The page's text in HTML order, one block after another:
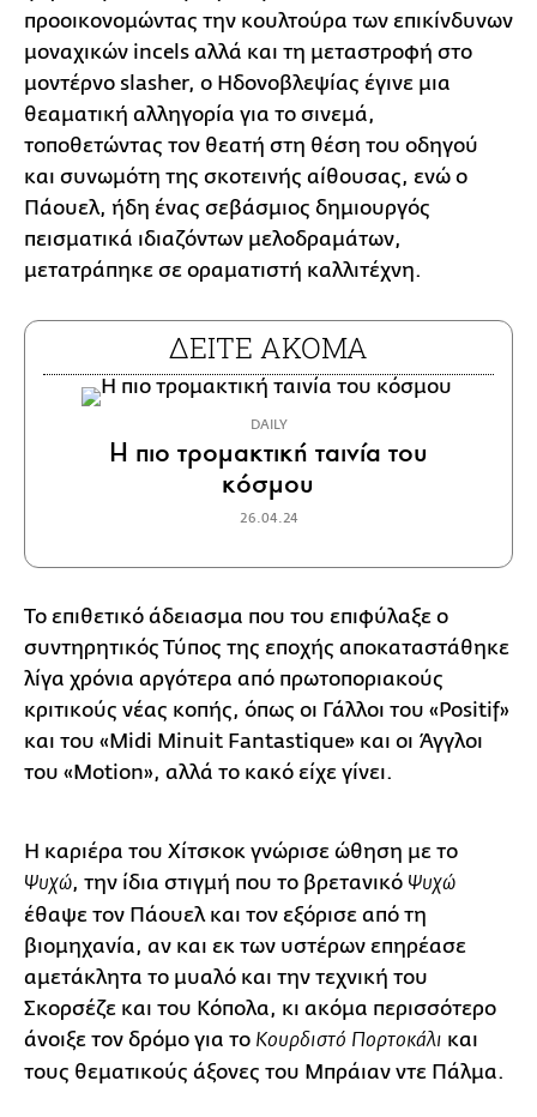
προοικονομώντας την κουλτούρα των επικίνδυνων
μοναχικών incels αλλά και τη μεταστροφή στο
μοντέρνο slasher, o Ηδονοβλεψίας έγινε μια
θεαματική αλληγορία για το σινεμά,
τοποθετώντας τον θεατή στη θέση του οδηγού
και συνωμότη της σκοτεινής αίθουσας, ενώ ο
Πάουελ, ήδη ένας σεβάσμιος δημιουργός
πεισματικά ιδιαζόντων μελοδραμάτων,
μετατράπηκε σε οραματιστή καλλιτέχνη.
ΔΕΙΤΕ ΑΚΟΜΑ
DAILY
Η πιο τρομακτική ταινία του
κόσμου
26.04.24
Το επιθετικό άδειασμα που του επιφύλαξε ο
συντηρητικός Τύπος της εποχής αποκαταστάθηκε
λίγα χρόνια αργότερα από πρωτοποριακούς
κριτικούς νέας κοπής, όπως οι Γάλλοι του «Positif»
και του «Midi Minuit Fantastique» και οι Άγγλοι
του «Motion», αλλά το κακό είχε γίνει.
Η καριέρα του Χίτσκοκ γνώρισε ώθηση με το
Ψυχώ, την ίδια στιγμή που το βρετανικό Ψυχώ
έθαψε τον Πάουελ και τον εξόρισε από τη
βιομηχανία, αν και εκ των υστέρων επηρέασε
αμετάκλητα το μυαλό και την τεχνική του
Σκορσέζε και του Κόπολα, κι ακόμα περισσότερο
άνοιξε τον δρόμο για το Κουρδιστό Πορτοκάλι και
τους θεματικούς άξονες του Μπράιαν ντε Πάλμα.